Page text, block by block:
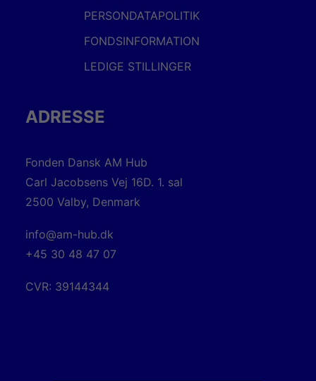
PERSONDATAPOLITIK
FONDSINFORMATION
LEDIGE STILLINGER
ADRESSE
Fonden Dansk AM Hub
Carl Jacobsens Vej 16D. 1. sal
2500 Valby, Denmark
info@am-hub.dk
+45 30 48 47 07
CVR: 39144344